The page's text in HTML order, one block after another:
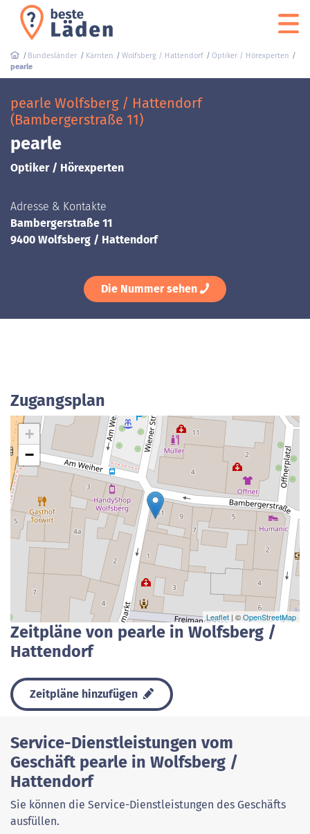
Bundesländer Kärnten Wolfsberg / Hattendorf
Optiker / Hörexperten
pearle
pearle Wolfsberg / Hattendorf
(Bambergerstraße 11)
pearle
Optiker / Hörexperten
Adresse & Kontakte
Bambergerstraße 11
9400 Wolfsberg / Hattendorf
Die Nummer sehen
Zugangsplan
+
−
Leaflet | ©OpenStreetMap
Zeitpläne von pearle in Wolfsberg /
Hattendorf
Zeitpläne hinzufügen
Service-Dienstleistungen vom
Geschäft pearle in Wolfsberg /
Hattendorf
Sie können die Service-Dienstleistungen des Geschäfts
ausfüllen.